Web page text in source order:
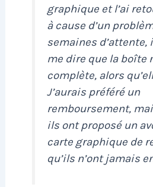
graphique et l’ai
à cause d’un
semaines
me dire que la boîte
complète, alors
J’aurais préféré un
remboursement,
ils ont proposé un
carte graphique de
qu’ils n’ont jamais